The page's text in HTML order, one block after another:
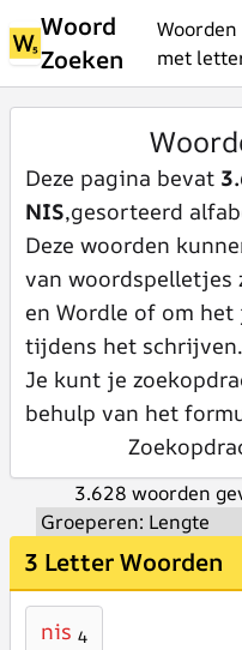
Woord
Zoeken
met
Deze pagina bevat
NIS,gesorteerd
Deze woorden
van woordspelletjes
en Wordle of om
tijdens het schrijven.
Je kunt je
behulp van het
3.628 woorden
3 Letter Woorden
nis 4